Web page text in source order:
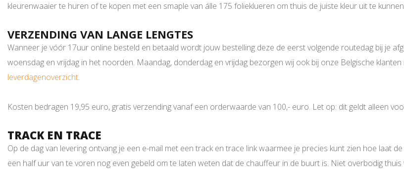
kleurenwaaier te huren of te kopen met een smaple van álle 175 folieklueren om thuis de juiste kleur uit te
VERZENDING VAN LANGE LENGTES
Wanneer je vóór 17uur online besteld en betaald wordt jouw bestelling deze de eerst volgende routedag bij je
woensdag en vrijdag in het noorden. Maandag, donderdag en vrijdag bezorgen wij ook bij onze Belgische
leverdagenoverzicht.
Kosten bedragen 19,95 euro, gratis verzending vanaf een orderwaarde van 100,- euro. Let op: dit geldt alleen
TRACK EN TRACE
Op de dag van levering ontvang je een e-mail met een track en trace link waarmee je precies kunt zien hoe laat
een half uur van te voren nog even gebeld om te laten weten dat de chauffeur in de buurt is. Niet overbodig thuis